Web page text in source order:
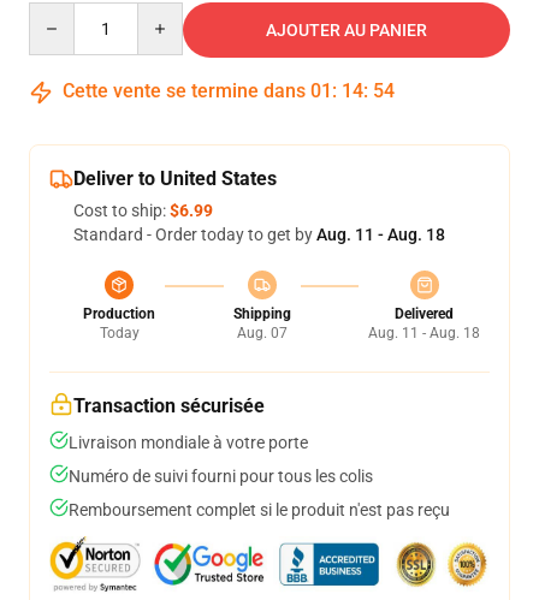
AJOUTER AU PANIER
Cette vente se termine dans 01 : 14: 54
Deliver to United States
Cost to ship:$6.99
Standard - Order today to get byAug. 11 - Aug. 18
Production
Today
Shipping
Aug. 07
Delivered
Aug. 11 - Aug. 18
Transaction sécurisée
Livraison mondiale à votre porte
Numéro de suivi fourni pour tous les colis
Remboursement complet si le produit n'est pas reçu